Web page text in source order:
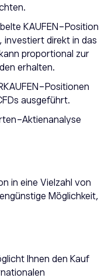
KAUFEN-Position
direkt in das
proportional zur
erhalten.
Positionen
ausgeführt.
Aktienanalyse
in eine Vielzahl von
Möglichkeit,
Ihnen den Kauf